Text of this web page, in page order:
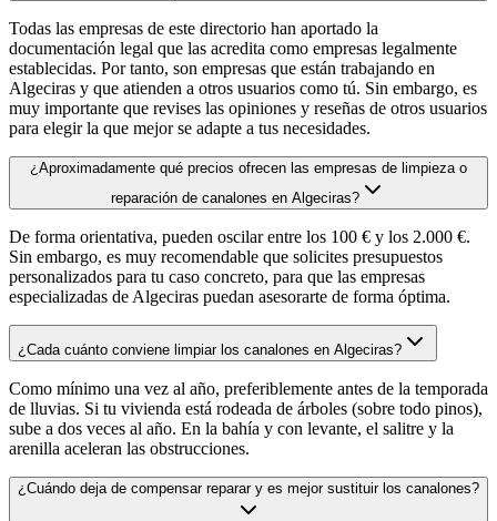
Todas las empresas de este directorio han aportado la
documentación legal que las acredita como empresas legalmente
establecidas. Por tanto, son empresas que están trabajando en
Algeciras y que atienden a otros usuarios como tú. Sin embargo, es
muy importante que revises las opiniones y reseñas de otros usuarios
para elegir la que mejor se adapte a tus necesidades.
¿Aproximadamente qué precios ofrecen las empresas de limpieza o
reparación de canalones en Algeciras?
De forma orientativa, pueden oscilar entre los 100 € y los 2.000 €.
Sin embargo, es muy recomendable que solicites presupuestos
personalizados para tu caso concreto, para que las empresas
especializadas de Algeciras puedan asesorarte de forma óptima.
¿Cada cuánto conviene limpiar los canalones en Algeciras?
Como mínimo una vez al año, preferiblemente antes de la temporada
de lluvias. Si tu vivienda está rodeada de árboles (sobre todo pinos),
sube a dos veces al año. En la bahía y con levante, el salitre y la
arenilla aceleran las obstrucciones.
¿Cuándo deja de compensar reparar y es mejor sustituir los canalones?